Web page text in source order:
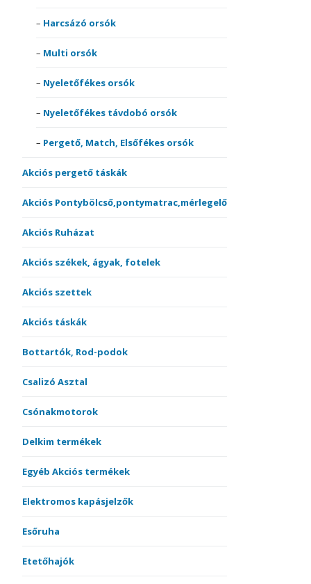
Harcsázó orsók
Multi orsók
Nyeletőfékes orsók
Nyeletőfékes távdobó orsók
Pergető, Match, Elsőfékes orsók
Akciós pergető táskák
Akciós Pontybölcső,pontymatrac,mérlegelő
Akciós Ruházat
Akciós székek, ágyak, fotelek
Akciós szettek
Akciós táskák
Bottartók, Rod-podok
Csalizó Asztal
Csónakmotorok
Delkim termékek
Egyéb Akciós termékek
Elektromos kapásjelzők
Esőruha
Etetőhajók